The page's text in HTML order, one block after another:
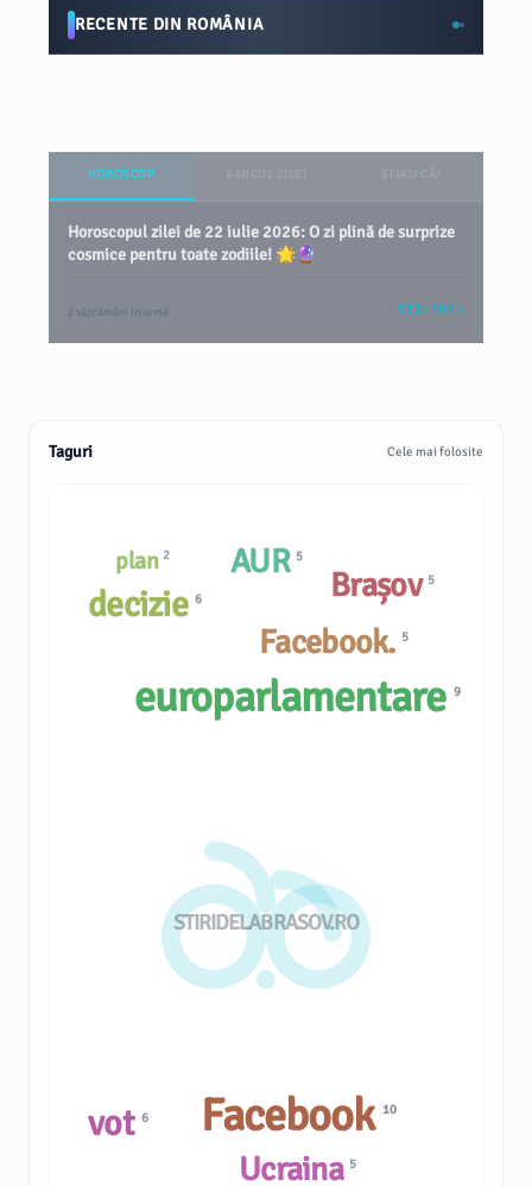
RECENTE DIN ROMÂNIA
HOROSCOP
Horoscopul zilei de 22 iulie 2026: O zi plină de surprize
cosmice pentru toate zodiile! 🌟🔮
2 săptămâni în urmă VEZI TOT
Taguri Cele mai folosite
STIRIDELABRASOV.RO
europarlamentare 9
plan 2
Ucraina 5
Facebook. 5
Facebook 10
vot 6
Brașov 5
decizie 6
AUR 5